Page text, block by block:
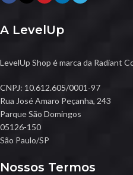
A LevelUp
LevelUp Shop é marca da Radiant
CNPJ: 10.612.605/0001-97
Rua José Amaro Peçanha, 243
Parque São Domingos
05126-150
São Paulo/SP
Nossos Termos